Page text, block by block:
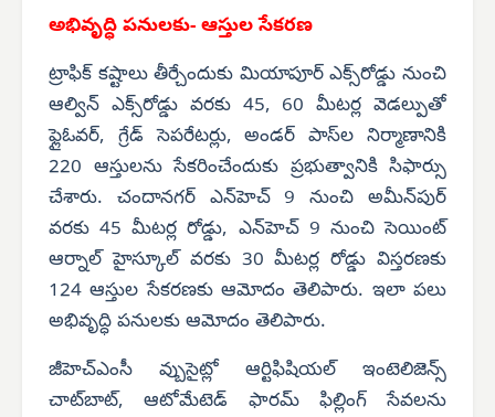
అభివృద్ధి పనులకు- ఆస్తుల సేకరణ
ట్రాఫిక్ కష్టాలు తీర్చేందుకు మియాపూర్ ఎక్స్‌రోడ్డు నుంచి
ఆల్విన్ ఎక్స్‌రోడ్డు వరకు 45, 60 మీటర్ల వెడల్పుతో
ఫ్లైఓవర్, గ్రేడ్ సెపరేటర్లు, అండర్ పాస్‌ల నిర్మాణానికి
220 ఆస్తులను సేకరించేందుకు ప్రభుత్వానికి సిఫార్సు
చేశారు. చందానగర్ ఎన్‌హెచ్ 9 నుంచి అమీన్‌పుర్
వరకు 45 మీటర్ల రోడ్డు, ఎన్‌హెచ్ 9 నుంచి సెయింట్
ఆర్నాల్ హైస్కూల్ వరకు 30 మీటర్ల రోడ్డు విస్తరణకు
124 ఆస్తుల సేకరణకు ఆమోదం తెలిపారు. ఇలా పలు
అభివృద్ధి పనులకు ఆమోదం తెలిపారు.
జీహెచ్‌ఎంసీ వ్బుసైట్లో ఆర్టిఫిషియల్ ఇంటెలిజెన్స్
చాట్‌బాట్, ఆటోమేటెడ్ ఫారమ్ ఫిల్లింగ్ సేవలను